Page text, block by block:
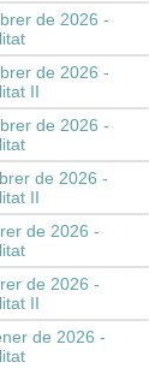
de 2026 -
de 2026 -
II
de 2026 -
de 2026 -
II
de 2026 -
de 2026 -
II
de 2026 -